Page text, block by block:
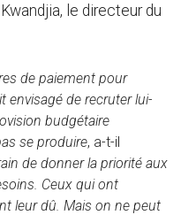
le directeur du
de paiement pour
envisagé de recruter lui-
budgétaire
se produire, a-t-il
de donner la priorité aux
Ceux qui ont
leur dû. Mais on ne peut